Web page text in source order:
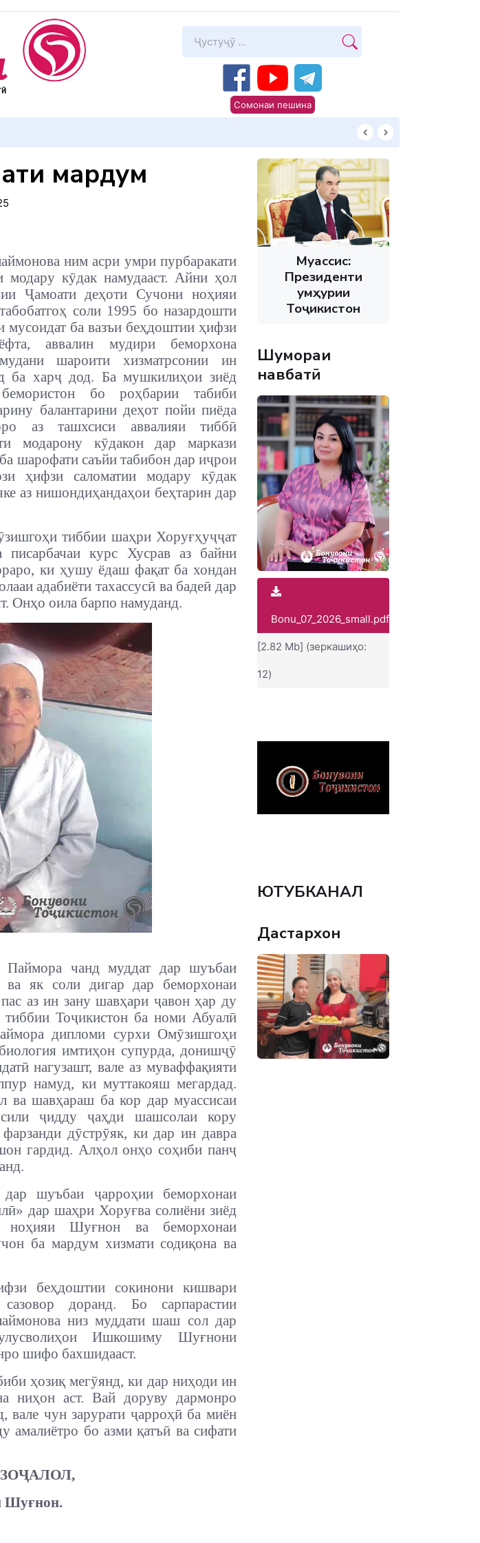
Сомонаи пешина
мардум
ним асри умри пурбаракати
модару кӯдак намудааст. Айни ҳол
Ҷамоати деҳоти Сучони ноҳияи
соли 1995 бо назардошти
мусоидат ба вазъи беҳдоштии ҳифзи
аввалин мудири беморхона
шароити хизматрсонии ин
ба харҷ дод. Ба мушкилиҳои зиёд
бо роҳбарии табиби
балантарини деҳот пойи пиёда
аз ташхсиси аввалияи тиббӣ
модарону кӯдакон дар маркази
шарофати саъйи табибон дар иҷрои
ҳифзи саломатии модару кӯдак
аз нишондиҳандаҳои беҳтарин дар
тиббии шаҳри Хоруғҳуҷҷат
курс Хусрав аз байни
ки ҳушу ёдаш фақат ба хондан
адабиёти тахассусӣ ва бадеӣ дар
Онҳо оила барпо намуданд.
чанд муддат дар шуъбаи
ва як соли дигар дар беморхонаи
аз ин зану шавҳари ҷавон ҳар ду
тиббии Тоҷикистон ба номи Абуалӣ
дипломи сурхи Омӯзишгоҳи
имтиҳон супурда, донишҷӯ
нагузашт, вале аз муваффақияти
намуд, ки муттакояш мегардад.
ва шавҳараш ба кор дар муассисаи
ҷидду ҷаҳди шашсолаи кору
дӯстрӯяк, ки дар ин давра
гардид. Алҳол онҳо соҳиби панҷ
шуъбаи ҷарроҳии беморхонаи
дар шаҳри Хоруғва солиёни зиёд
ноҳияи Шуғнон ва беморхонаи
ба мардум хизмати содиқона ва
беҳдоштии сокинони кишвари
доранд. Бо сарпарастии
низ муддати шаш сол дар
Ишкошиму Шуғнони
шифо бахшидааст.
ҳозиқ мегӯянд, ки дар ниҳоди ин
ниҳон аст. Вай доруву дармонро
вале чун зарурати ҷарроҳӣ ба миён
амалиётро бо азми қатъӣ ва сифати
Шуғнон.
Муассис:
Президенти
Ҷумҳурии
Тоҷикистон
Шумораи
навбатӣ
Bonu_07_2026_small.pdf
[2.82 Mb] (зеркашиҳо:
12)
ЮТУБКАНАЛ
Дастархон